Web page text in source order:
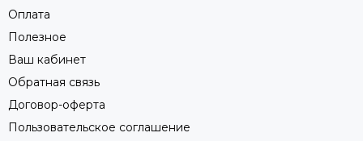
Оплата
Полезное
Ваш кабинет
Обратная связь
Договор-оферта
Пользовательское соглашение